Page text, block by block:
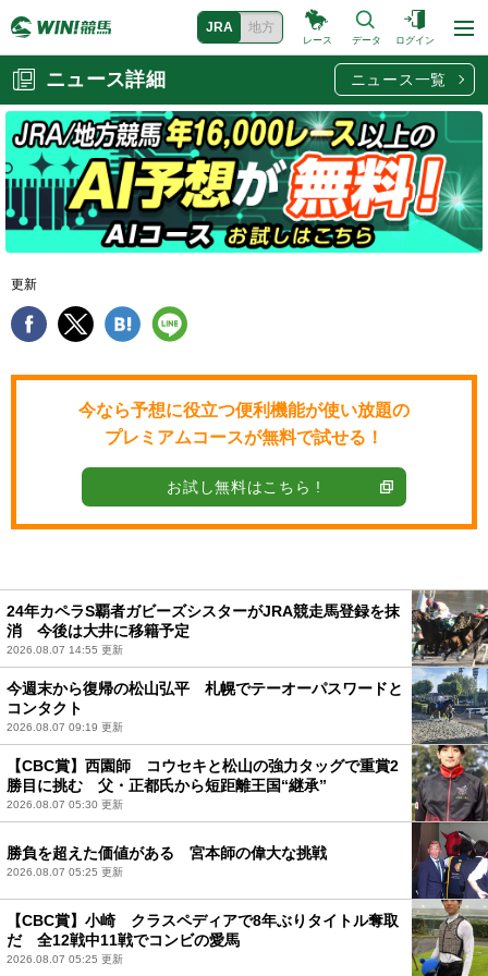
JRA 地方
レース データ ログイン
ニュース詳細 ニュース一覧
更新
今なら予想に役立つ便利機能が使い放題の
プレミアムコースが無料で試せる！
お試し無料はこちら !
24年カペラS覇者ガビーズシスターがJRA競走馬登録を抹
消 今後は大井に移籍予定
2026.08.07 14:55 更新
今週末から復帰の松山弘平 札幌でテーオーパスワードと
コンタクト
2026.08.07 09:19 更新
【CBC賞】西園師 コウセキと松山の強力タッグで重賞2
勝目に挑む 父・正都氏から短距離王国“継承”
2026.08.07 05:30 更新
勝負を超えた価値がある 宮本師の偉大な挑戦
2026.08.07 05:25 更新
【CBC賞】小崎 クラスペディアで8年ぶりタイトル奪取
だ 全12戦中11戦でコンビの愛馬
2026.08.07 05:25 更新